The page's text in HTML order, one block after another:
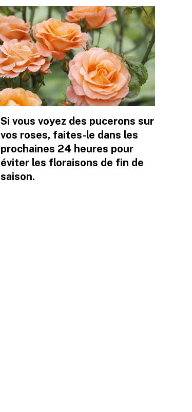
Si vous voyez des pucerons sur
vos roses, faites-le dans les
prochaines 24 heures pour
éviter les floraisons de fin de
saison.